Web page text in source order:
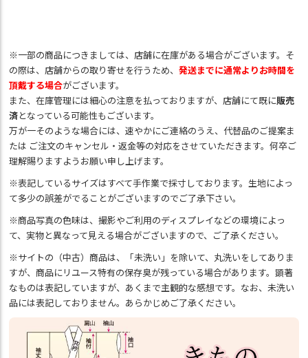
※一部の商品につきましては、店舗に在庫がある場合がございます。そ
の際は、店舗からの取り寄せを行うため、発送までに通常よりお時間を
頂戴する場合がございます。
また、在庫管理には細心の注意を払っておりますが、店舗にて既に販売
済となっている可能性もございます。
万が一そのような場合には、速やかにご連絡のうえ、代替品のご提案ま
たは ご注文のキャンセル・返金等の対応をさせていただきます。何卒ご
理解賜りますようお願い申し上げます。
※表記しているサイズはすべて手作業で採寸しております。生地によっ
て多少の誤差がでることがございますのでご了承下さい。
※商品写真の色味は、撮影やご利用のディスプレイなどの環境によっ
て、実物と異なって見える場合がございますので、ご了承ください。
※サイトの（中古）商品は、「未洗い」を除いて、丸洗いをしてありま
すが、商品にリユース特有の保存臭が残っている場合があります。顕著
なものは表記していますが、あくまで主観的な感想です。なお、未洗い
品には表記しておりません。あらかじめご了承ください。